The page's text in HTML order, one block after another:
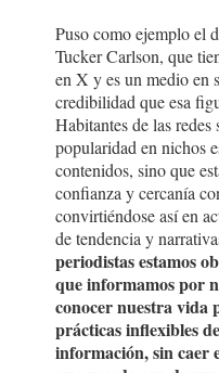
Puso como ejemplo el
Tucker Carlson, que
en X y es un medio en
credibilidad que esa
Habitantes de las
popularidad en nichos
contenidos, sino que
confianza y cercanía
convirtiéndose así en
de tendencia y
periodistas estamos
que informamos por
conocer nuestra vida
prácticas inflexibles
información, sin caer